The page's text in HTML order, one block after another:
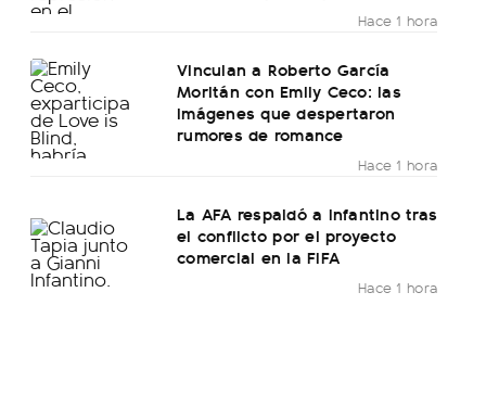
Hace 1 hora
Vinculan a Roberto García
Moritán con Emily Ceco: las
imágenes que despertaron
rumores de romance
Hace 1 hora
La AFA respaldó a Infantino tras
el conflicto por el proyecto
comercial en la FIFA
Hace 1 hora